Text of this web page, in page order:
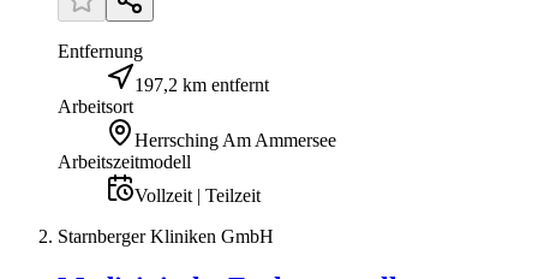
Entfernung
197,2 km entfernt
Arbeitsort
Herrsching Am Ammersee
Arbeitszeitmodell
Vollzeit | Teilzeit
Starnberger Kliniken GmbH